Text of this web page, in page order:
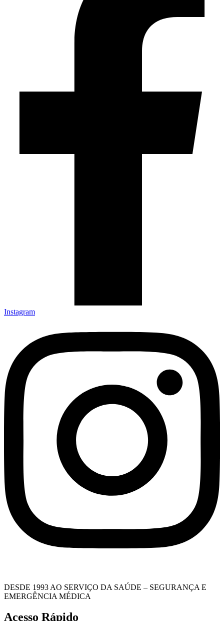
Instagram
DESDE 1993 AO SERVIÇO DA SAÚDE – SEGURANÇA E
EMERGÊNCIA MÉDICA
Acesso Rápido